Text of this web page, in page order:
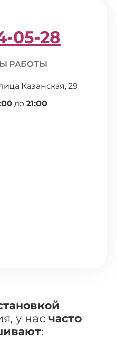
05-28
РАБОТЫ
Казанская, 29
до 21:00
у нас часто
: